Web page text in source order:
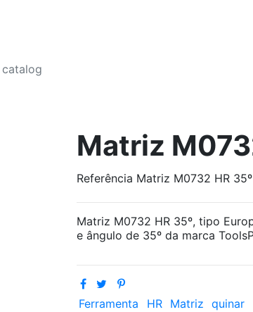
Matriz
Referência Matriz M0732 HR 35º
Matriz M0732 HR 35º, tipo
e ângulo de 35º da marca
Ferramenta HR Matriz quinar